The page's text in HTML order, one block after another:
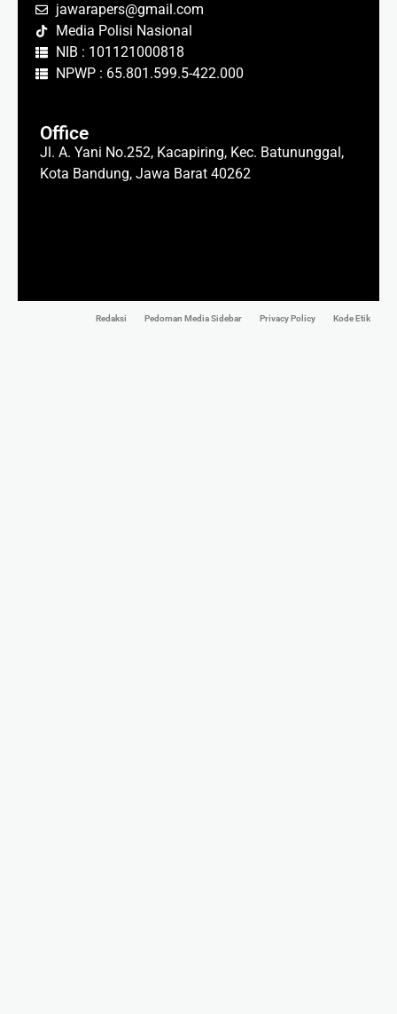
jawarapers@gmail.com
Media Polisi Nasional
NIB : 101121000818
NPWP : 65.801.599.5-422.000
Office
Jl. A. Yani No.252, Kacapiring, Kec. Batununggal,
Kota Bandung, Jawa Barat 40262
Redaksi Pedoman Media Sidebar Privacy Policy Kode Etik